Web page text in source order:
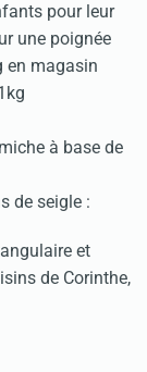
pour leur
une poignée
en magasin
à base de
de seigle :
et
de Corinthe,